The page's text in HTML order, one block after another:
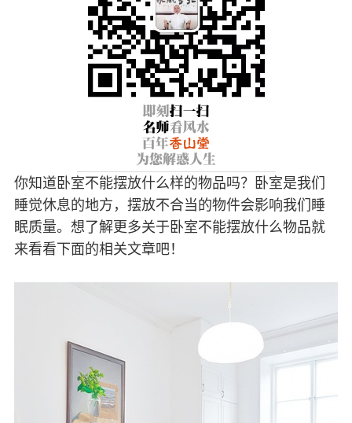
你知道卧室不能摆放什么样的物品吗？卧室是我们
睡觉休息的地方，摆放不合当的物件会影响我们睡
眠质量。想了解更多关于卧室不能摆放什么物品就
来看看下面的相关文章吧！